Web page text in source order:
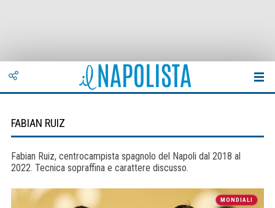
FABIAN RUIZ
Fabian Ruiz, centrocampista spagnolo del Napoli dal 2018 al
2022. Tecnica sopraffina e carattere discusso.
MONDIALI